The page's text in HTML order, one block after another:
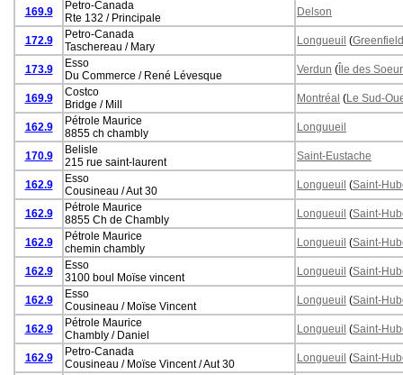
169.9
Petro-Canada
Rte 132 / Principale
Delson
172.9
Petro-Canada
Taschereau / Mary
Longueuil (
173.9
Esso
Du Commerce / René Lévesque
Verdun (Île des
169.9
Costco
Bridge / Mill
Montréal (Le Sud-
162.9
Pétrole Maurice
8855 ch chambly
Longuueil
170.9
Belisle
215 rue saint-laurent
Saint-Eustache
162.9
Esso
Cousineau / Aut 30
Longueuil (Saint-
162.9
Pétrole Maurice
8855 Ch de Chambly
Longueuil (Saint-
162.9
Pétrole Maurice
chemin chambly
Longueuil (Saint-
162.9
Esso
3100 boul Moïse vincent
Longueuil (Saint-
162.9
Esso
Cousineau / Moïse Vincent
Longueuil (Saint-
162.9
Pétrole Maurice
Chambly / Daniel
Longueuil (Saint-
162.9
Petro-Canada
Cousineau / Moïse Vincent / Aut 30
Longueuil (Saint-